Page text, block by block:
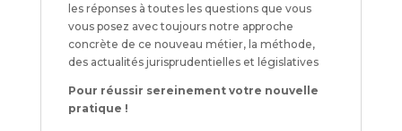
les réponses à toutes les questions que vous
vous posez avec toujours notre approche
concrète de ce nouveau métier, la méthode,
des actualités jurisprudentielles et législatives
Pour réussir sereinement votre nouvelle
pratique !